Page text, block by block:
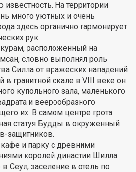
На территории
много уютных и очень
здесь органично гармонирует
рук.
расположенный на
словно выполнял роль
Силла от вражеских нападений
в гранитной скале в VIII веке он
купольного зала, маленького
и веерообразного
их. В самом центре грота
статуя Будды в окруженный
защитников.
и парку с древними
королей династии Шилла.
Сеул, заселение в отель по